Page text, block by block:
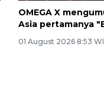
OMEGA X
Asia pertamanya
01 August 2026 8:53